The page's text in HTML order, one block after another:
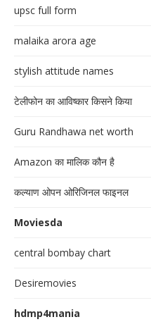
upsc full form
malaika arora age
stylish attitude names
टेलीफोन का आविष्कार किसने किया
Guru Randhawa net worth
Amazon का मालिक कौन है
कल्याण ओपन ओरिजिनल फाइनल
Moviesda
central bombay chart
Desiremovies
hdmp4mania